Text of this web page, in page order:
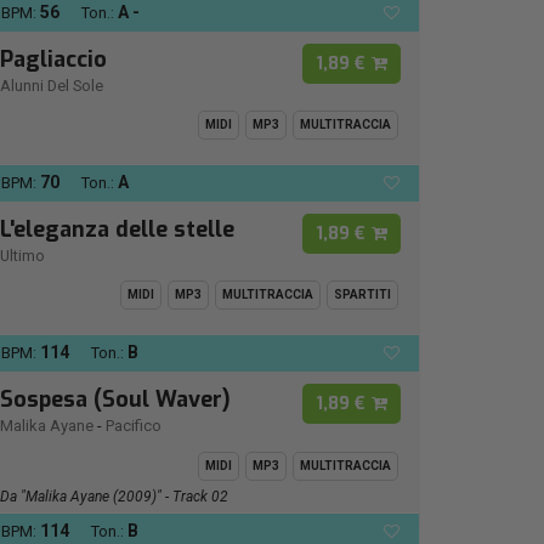
BPM: 56 Ton.: A -
Pagliaccio
Alunni Del Sole
1,89 €
MIDI MP3 MULTITRACCIA
BPM: 70 Ton.: A
L'eleganza delle stelle
Ultimo
1,89 €
MIDI MP3 MULTITRACCIA SPARTITI
BPM: 114 Ton.: B
Sospesa (Soul Waver)
Malika Ayane - Pacifico
1,89 €
MIDI MP3 MULTITRACCIA
Da "Malika Ayane (2009)" - Track 02
BPM: 114 Ton.: B